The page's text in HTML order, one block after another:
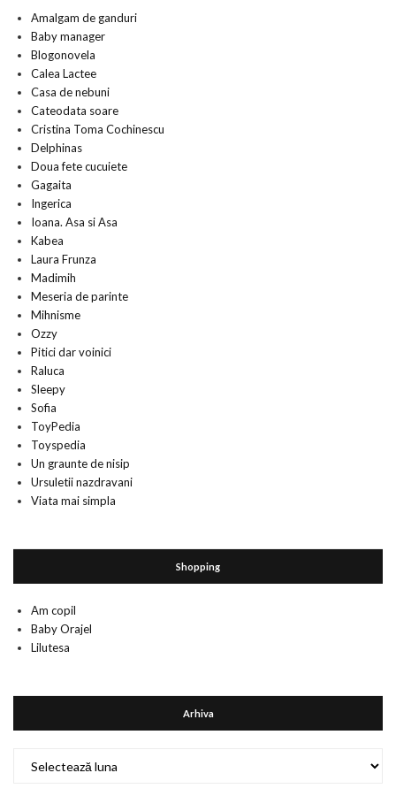
Amalgam de ganduri
Baby manager
Blogonovela
Calea Lactee
Casa de nebuni
Cateodata soare
Cristina Toma Cochinescu
Delphinas
Doua fete cucuiete
Gagaita
Ingerica
Ioana. Asa si Asa
Kabea
Laura Frunza
Madimih
Meseria de parinte
Mihnisme
Ozzy
Pitici dar voinici
Raluca
Sleepy
Sofia
ToyPedia
Toyspedia
Un graunte de nisip
Ursuletii nazdravani
Viata mai simpla
Shopping
Am copil
Baby Orajel
Lilutesa
Arhiva